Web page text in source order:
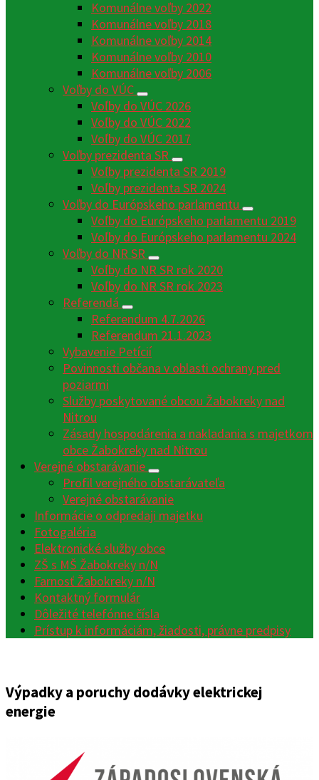
Komunálne voľby 2022
Komunálne voľby 2018
Komunálne voľby 2014
Komunálne voľby 2010
Komunálne voľby 2006
Voľby do VÚC
Voľby do VÚC 2026
Voľby do VÚC 2022
Voľby do VÚC 2017
Voľby prezidenta SR
Voľby prezidenta SR 2019
Voľby prezidenta SR 2024
Voľby do Európskeho parlamentu
Voľby do Európskeho parlamentu 2019
Voľby do Európskeho parlamentu 2024
Voľby do NR SR
Voľby do NR SR rok 2020
Voľby do NR SR rok 2023
Referendá
Referendum 4.7.2026
Referendum 21.1.2023
Vybavenie Petícií
Povinnosti občana v oblasti ochrany pred
poziarmi
Služby poskytované obcou Žabokreky nad
Nitrou
Zásady hospodárenia a nakladania s majetkom
obce Žabokreky nad Nitrou
Verejné obstarávanie
Profil verejného obstarávateľa
Verejné obstarávanie
Informácie o odpredaji majetku
Fotogaléria
Elektronické služby obce
ZŠ s MŠ Žabokreky n/N
Farnosť Žabokreky n/N
Kontaktný formulár
Dôležité telefónne čísla
Prístup k informáciám, žiadosti, právne predpisy
Výpadky a poruchy dodávky elektrickej
energie